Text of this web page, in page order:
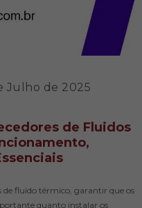
Julho de 2025
de Fluidos
de fluido térmico, garantir que os
quanto instalar os